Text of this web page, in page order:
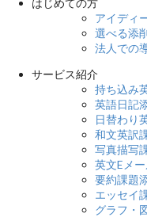
はじめての方
アイディ
選べる添
法人での
サービス紹介
持ち込み
英語日記
日替わり
和文英訳
写真描写
英文Eメ
要約課題
エッセイ
グラフ・